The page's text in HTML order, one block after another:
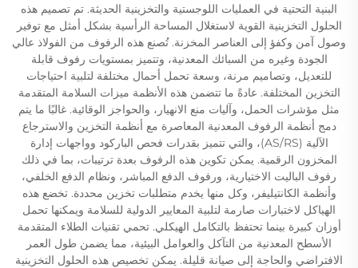
البنية التحتية في العمليات اللوجستية والتخزينية الحديثة. تم تصميم هذه
الحلول التخزينية القوية لاستغلال المساحة الرأسية بشكل أمثل مع توفير
وصول آمن وكفؤ إلى العناصر المخزنة. تُصنع هذه الرفوف من الفولاذ عالي
الجودة وغيره من السبائك المعدنية، وتتميز بمستويات رفوف قابلة
للتعديل، وتصاميم مرنة، وسعة تحمل أحمال مختلفة لتلبية احتياجات
التخزين المختلفة. عادةً ما تتضمن هذه الأنظمة ميزات السلامة المتقدمة
مثل مؤشرات الحمل، وآليات منع الانهيار، والحواجز الوقائية. غالبًا ما يتم
دمج أنظمة الرفوف المعدنية المعاصرة مع أنظمة التخزين والاسترجاع
الآلية (AS/RS)، والتي تتميز بقدرات فحص الباركود وواجهات إدارة
المخزون الرقمية. يمكن تكوين هذه الرفوف بعدة ترتيبات، بما في ذلك
رفوف الباليت الاختيارية، ورفوف الدفع المباشر، ونظام الدفع الخلفي،
وأنظمة الكانتيليفر، وكل منها يخدم متطلبات تخزين محددة. تخضع هذه
الهياكل لاختبارات صارمة لتلبية المعايير الدولية للسلامة ويمكنها تحمل
أوزان كبيرة بينما تحتفظ بالتكامل الهيكلي. تحمي تقنيات الطلاء المتقدمة
الأسطح المعدنية من التآكل والعوامل البيئية، مما يضمن طول العمر
الافتراضي والحاجة إلى صيانة قليلة. يمكن تخصيص هذه الحلول التخزينية